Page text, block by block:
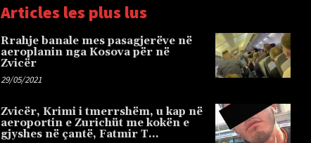
Articles les plus lus
Rrahje banale mes pasagjerëve në
aeroplanin nga Kosova për në
Zvicër
29/05/2021
Zvicër, Krimi i tmerrshëm, u kap në
aeroportin e Zurichüt me kokën e
gjyshes në çantë, Fatmir T…